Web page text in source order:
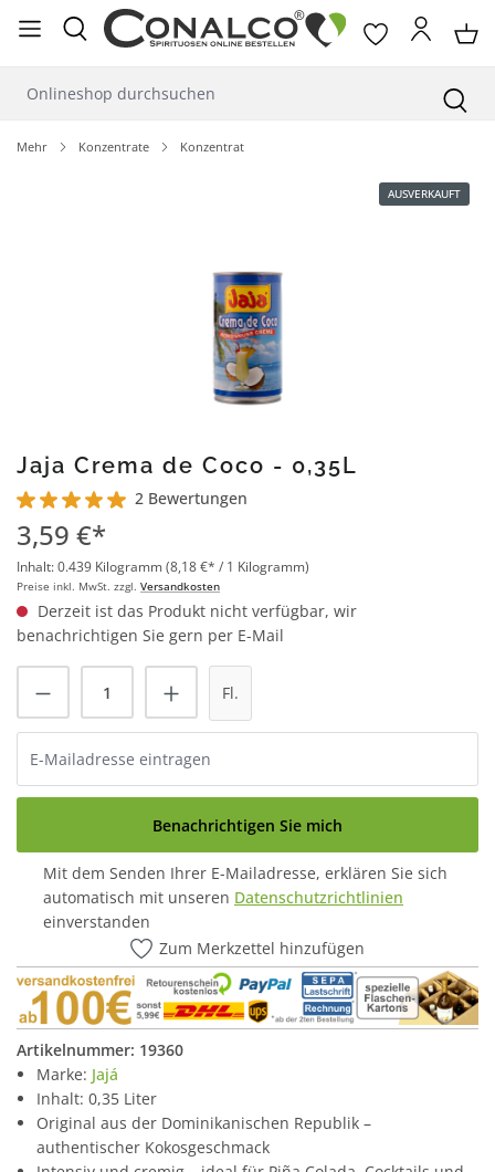
springen
Mehr Konzentrate Konzentrat
AUSVERKAUFT
Jaja Crema de Coco - 0,35L
Durchschnittliche Bewertung von 5 von 5 Sternen
2 Bewertungen
3,59 €*
Inhalt:0.439 Kilogramm(8,18 €* / 1 Kilogramm)
Preise inkl. MwSt. zzgl. Versandkosten
Derzeit ist das Produkt nicht verfügbar, wir
benachrichtigen Sie gern per E-Mail
Fl.
Benachrichtigen Sie mich
Mit dem Senden Ihrer E-Mailadresse, erklären Sie sich
automatisch mit unseren Datenschutzrichtlinien
einverstanden
Zum Merkzettel hinzufügen
Artikelnummer: 19360
Marke: Jajá
Inhalt: 0,35 Liter
Original aus der Dominikanischen Republik –
authentischer Kokosgeschmack